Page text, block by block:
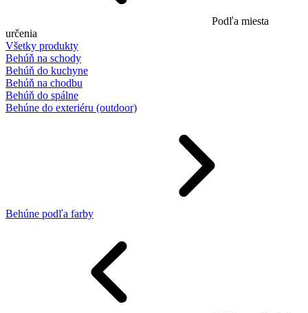
Podľa miesta
určenia
Všetky produkty
Behúň na schody
Behúň do kuchyne
Behúň na chodbu
Behúň do spálne
Behúne do exteriéru (outdoor)
Behúne podľa farby